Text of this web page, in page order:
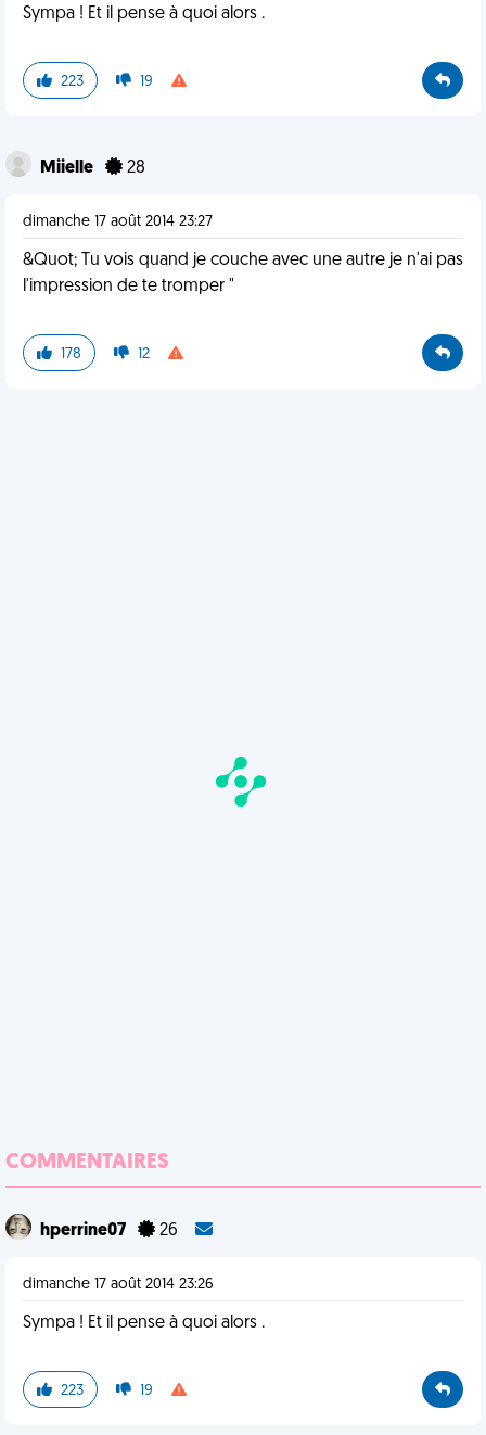
Sympa ! Et il pense à quoi alors .
223 19
Miielle 28
dimanche 17 août 2014 23:27
&Quot; Tu vois quand je couche avec une autre je n'ai pas
l'impression de te tromper "
178 12
COMMENTAIRES
hperrine07 26
dimanche 17 août 2014 23:26
Sympa ! Et il pense à quoi alors .
223 19